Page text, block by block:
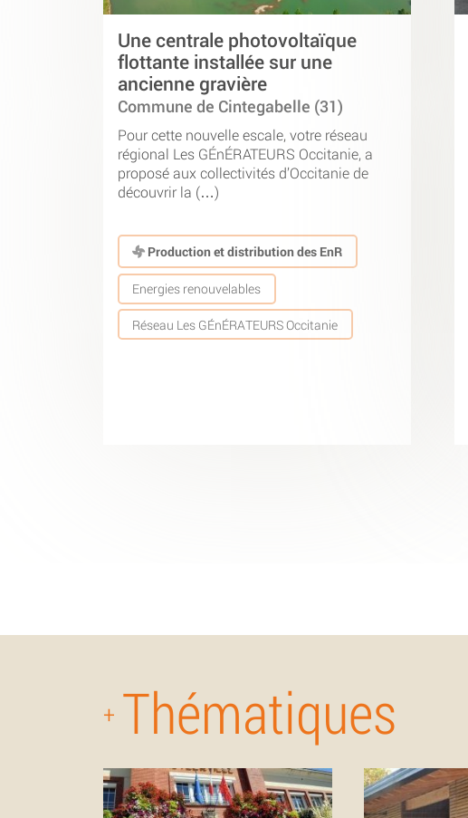
Une centrale photovoltaïque
flottante installée sur une
ancienne gravière
Commune de Cintegabelle (31)
Pour cette nouvelle escale, votre réseau
régional Les GÉnÉRATEURS Occitanie, a
proposé aux collectivités d’Occitanie de
découvrir la (…)
Production et distribution des EnR
Energies renouvelables
Réseau Les GÉnÉRATEURS Occitanie
+ Thématiques